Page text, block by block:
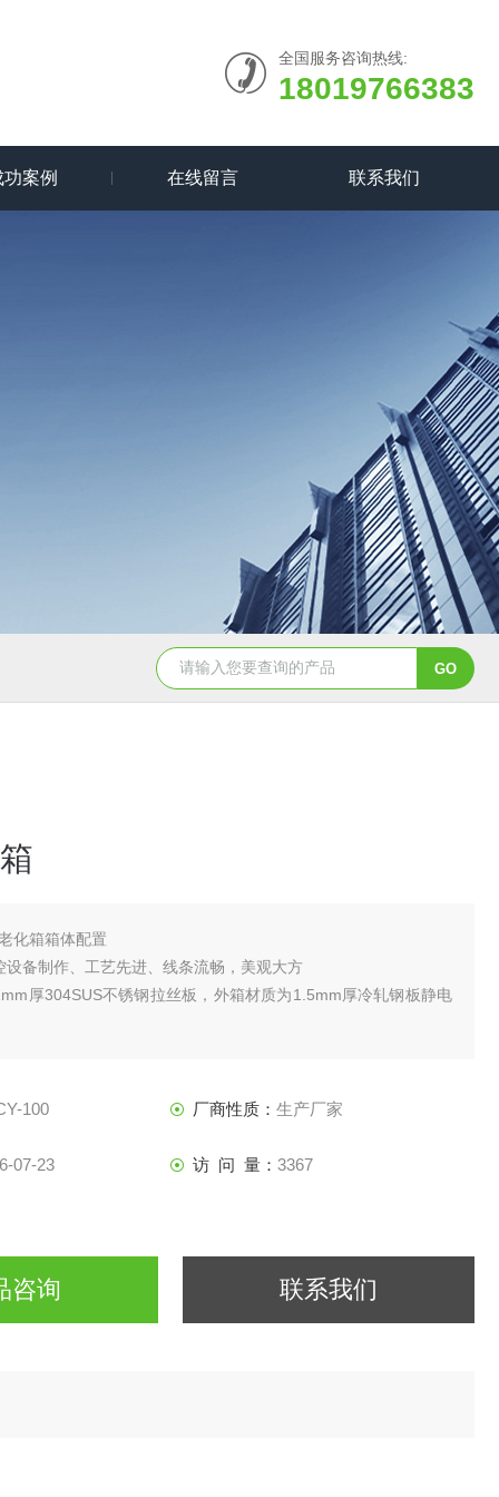
全国服务咨询热线:
18019766383
功案例 在线留言 联系我们
YSCYS-010臭氧老化试验设备
化箱箱体配置
设备制作、工艺先进、线条流畅，美观大方
厚304SUS不锈钢拉丝板，外箱材质为1.5mm厚冷轧钢板静电
变送控制器，可以用时测量臭氧浓度。
施耐德"变频器
100 厂商性质： 生产厂家
07-23 访 问 量： 3367
咨询 联系我们